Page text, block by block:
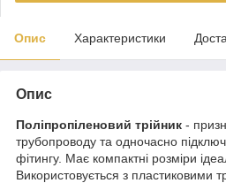
Опис Характеристики
Опис
Поліпропіленовий трійник -
трубопроводу та одночасно
фітингу. Має компактні розміри
Використовується з пластиковими